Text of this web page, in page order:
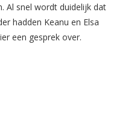
Al snel wordt duidelijk dat
hadden Keanu en Elsa
een gesprek over.